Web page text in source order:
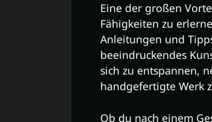
Eine der großen
Fähigkeiten zu
Anleitungen und
beeindruckendes
sich zu entspannen,
handgefertigte Werk
Ob du nach einem